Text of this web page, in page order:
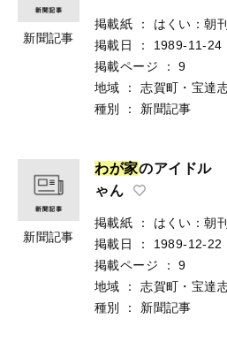
新聞記事
掲載紙 ：
はくい：朝刊
掲載日
：
1989-11-24
掲載ページ
：
9
地域
：
志賀町・宝達
種別
： 新聞記事
新聞記事
わが家のアイドル
ゃん
掲載紙 ：
はくい：朝刊
掲載日
：
1989-12-22
掲載ページ
：
9
地域
：
志賀町・宝達
種別
： 新聞記事